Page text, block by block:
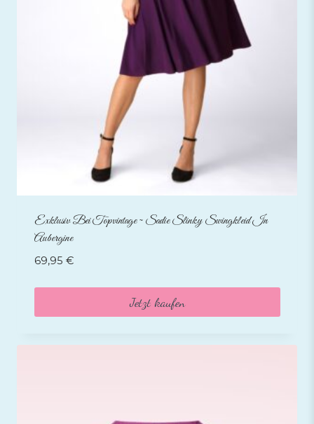
Exklusiv Bei Topvintage ~ Sadie Slinky Swingkleid In
Aubergine
69,95 €
Jetzt kaufen